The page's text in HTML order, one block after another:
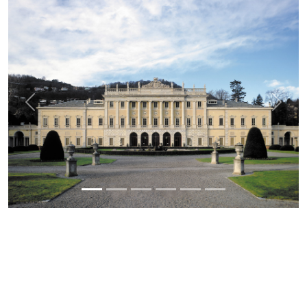
Previous Next